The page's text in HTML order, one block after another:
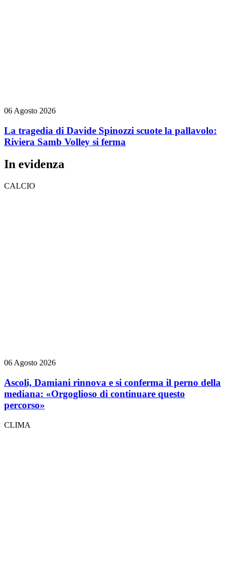
06 Agosto 2026
La tragedia di Davide Spinozzi scuote la pallavolo:
Riviera Samb Volley si ferma
In evidenza
CALCIO
06 Agosto 2026
Ascoli, Damiani rinnova e si conferma il perno della
mediana: «Orgoglioso di continuare questo
percorso»
CLIMA